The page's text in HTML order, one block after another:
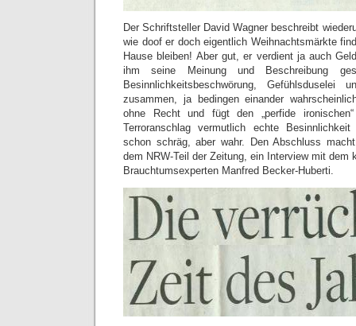
Der Schriftsteller David Wagner beschreibt
wie doof er doch eigentlich Weihnachtsmärkte
Hause bleiben! Aber gut, er verdient ja auch
ihm seine Meinung und Beschreibung
Besinnlichkeitsbeschwörung, Gefühlsduselei
zusammen, ja bedingen einander
ohne Recht und fügt den „perfide
Terroranschlag vermutlich echte
schon schräg, aber wahr. Den Abschluss
dem NRW-Teil der Zeitung, ein Interview mit dem
Brauchtumsexperten Manfred Becker-Huberti.